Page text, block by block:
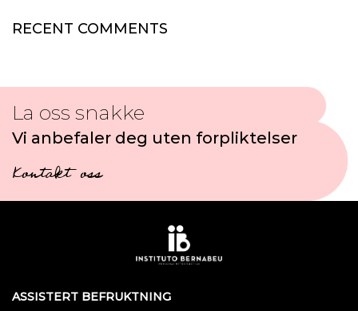
RECENT COMMENTS
La oss snakke
Vi anbefaler deg uten forpliktelser
Kontakt oss
ASSISTERT BEFRUKTNING